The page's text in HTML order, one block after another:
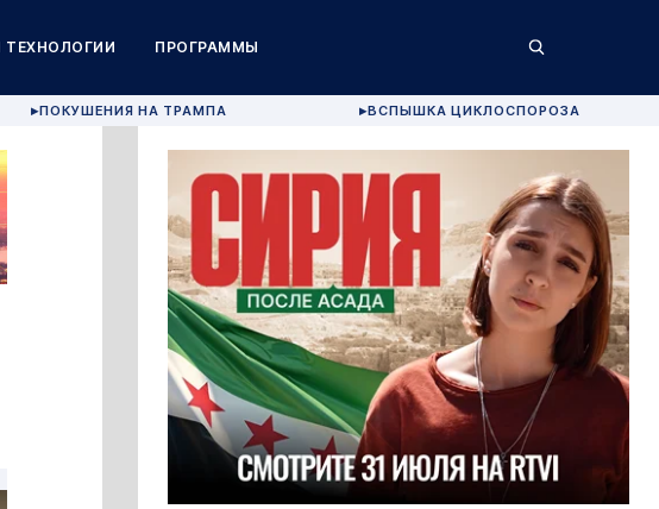
ТЕХНОЛОГИИ ПРОГРАММЫ
▶ПОКУШЕНИЯ НА ТРАМПА ▶ВСПЫШКА ЦИКЛОСПОРОЗА